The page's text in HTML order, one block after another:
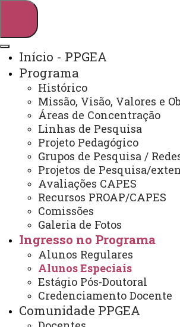
Webmail Sistemas
Arquivo Virtual
Campus
Início - PPGEA
Programa
Histórico
Missão, Visão, Valores e
Áreas de Concentração
Linhas de Pesquisa
Projeto Pedagógico
Grupos de Pesquisa /
Projetos de Pesquisa/
Avaliações CAPES
Recursos PROAP/CAPES
Comissões
Galeria de Fotos
Ingresso no Programa
Alunos Regulares
Alunos Especiais
Estágio Pós-Doutoral
Credenciamento Docente
Comunidade PPGEA
Mestrado e Doutorado em
na Agricultura
Alunos Especiais